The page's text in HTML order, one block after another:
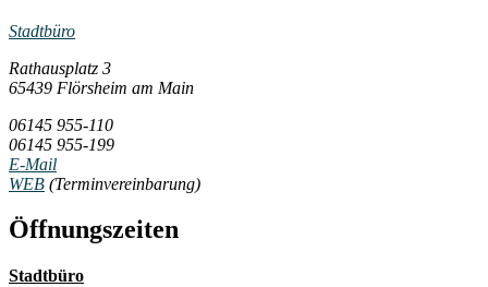
Stadtbüro
Rathausplatz 3
65439 Flörsheim am Main
06145 955-110
06145 955-199
E-Mail
WEB (Terminvereinbarung)
Öffnungszeiten
Stadtbüro